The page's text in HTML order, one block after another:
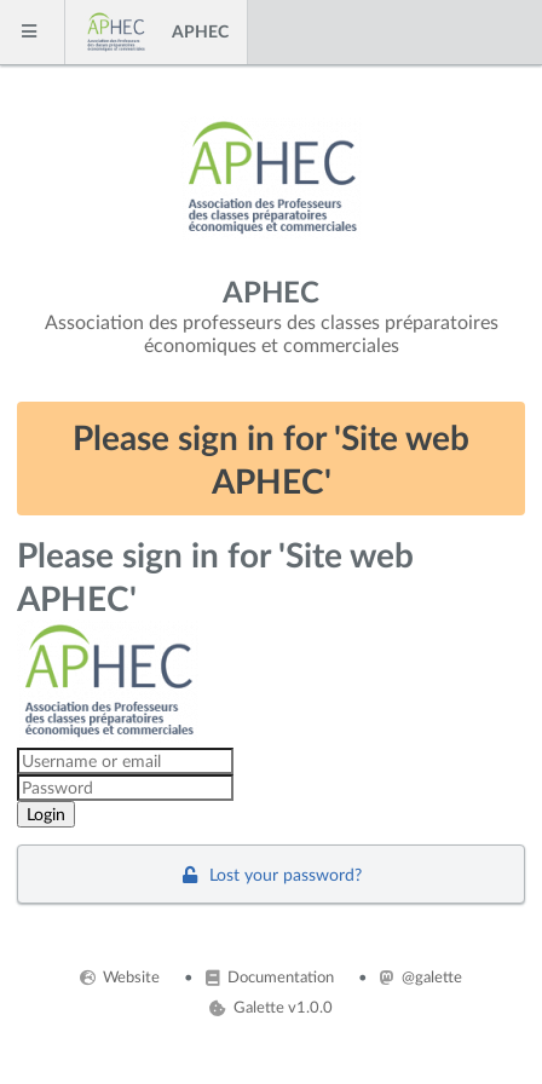
Skip to content
Menu
APHEC
APHEC
Association des professeurs des classes préparatoires
économiques et commerciales
Please sign in for 'Site web
APHEC'
Please sign in for 'Site web
APHEC'
Lost your password?
Website Documentation
@galette
Galette v1.0.0